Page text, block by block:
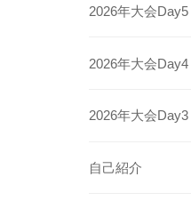
2026年大会Day5
2026年大会Day4
2026年大会Day3
自己紹介